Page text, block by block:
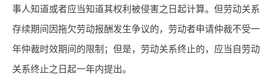
事人知道或者应当知道其权利被侵害之日起计算。但劳动关系
存续期间因拖欠劳动报酬发生争议的，劳动者申请仲裁不受一
年仲裁时效期间的限制；但是，劳动关系终止的，应当自劳动
关系终止之日起一年内提出。